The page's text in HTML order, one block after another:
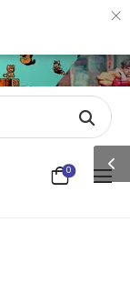
×
0